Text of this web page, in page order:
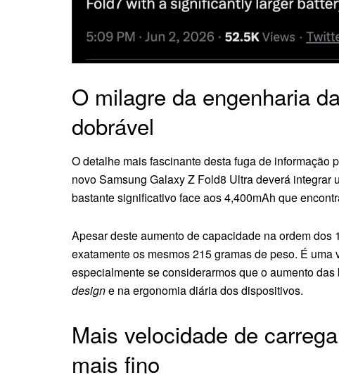
O milagre da engenharia
dobrável
O detalhe mais fascinante desta fuga de informação
novo Samsung Galaxy Z Fold8 Ultra deverá
bastante significativo face aos 4,400mAh que
Apesar deste aumento de capacidade na ordem dos
exatamente os mesmos 215 gramas de peso. É
especialmente se considerarmos que o aumento
designe na ergonomia diária dos dispositivos.
Mais velocidade de
mais fino